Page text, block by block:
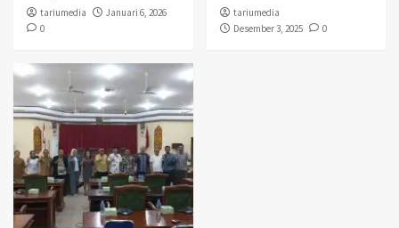
tariumedia
Januari 6, 2026
0
tariumedia
Desember 3, 2025
0